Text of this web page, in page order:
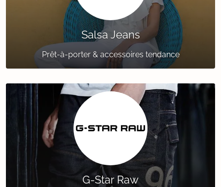
Salsa Jeans
Prêt-à-porter & accessoires tendance
G-Star Raw